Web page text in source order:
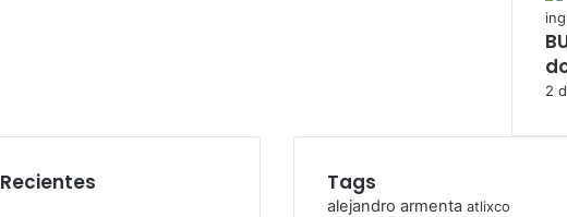
2
Recientes Tags
alejandro armenta atlixco